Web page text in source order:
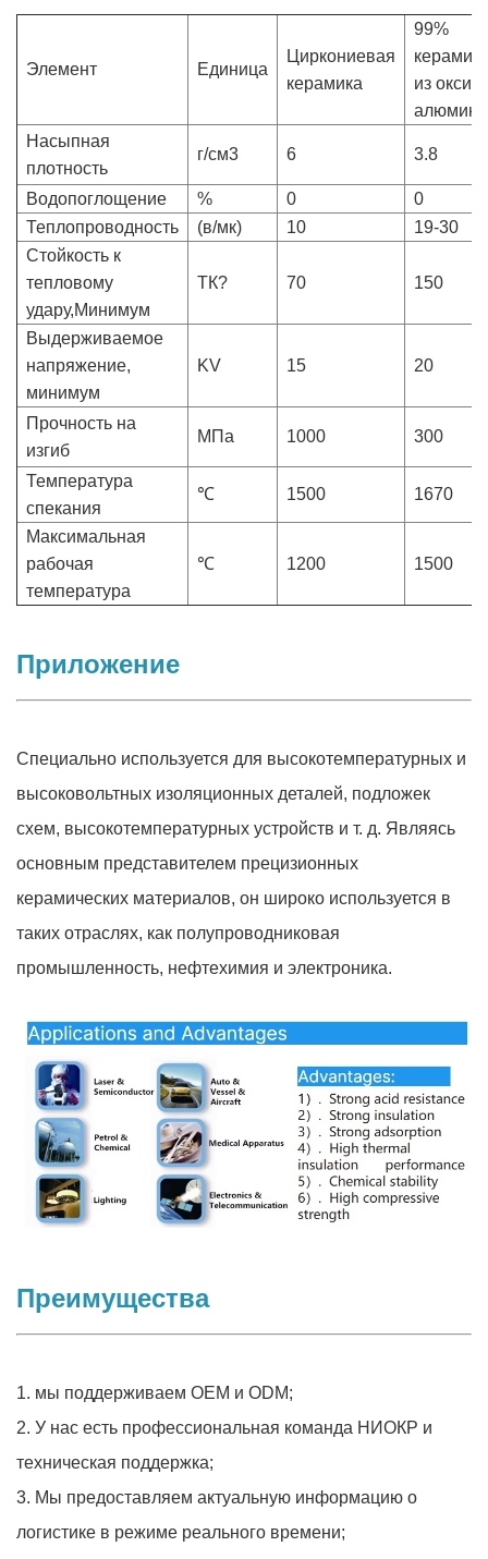
Элемент Единица
Циркониевая
керамика
99%
из
Насыпная
плотность
г/см3 6 3.8
Водопоглощение % 0
0
Теплопроводность
(в/мк) 10
19-30
Стойкость к
тепловому
удару,Минимум
ТК? 70 150
Выдерживаемое
напряжение,
минимум
KV 15 20
Прочность на
изгиб
МПа 1000 300
Температура
спекания
℃ 1500 1670
Максимальная
рабочая
температура
℃ 1200 1500
Приложение
Специально используется для высокотемпературных и
высоковольтных изоляционных деталей, подложек
схем, высокотемпературных устройств и т. д. Являясь
основным представителем прецизионных
керамических материалов, он широко используется в
таких отраслях, как полупроводниковая
промышленность, нефтехимия и электроника.
Преимущества
1. мы поддерживаем OEM и ODM;
2. У нас есть профессиональная команда НИОКР и
техническая поддержка;
3. Мы предоставляем актуальную информацию о
логистике в режиме реального времени;